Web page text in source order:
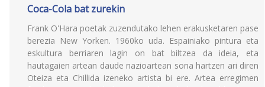
Coca-Cola bat zurekin
Frank O'Hara poetak zuzendutako lehen erakusketaren pase
berezia New Yorken. 1960ko uda. Espainiako pintura eta
eskultura berriaren lagin on bat biltzea da ideia, eta
hautagaien artean daude nazioartean sona hartzen ari diren
Oteiza eta Chillida izeneko artista bi ere. Artea erregimen